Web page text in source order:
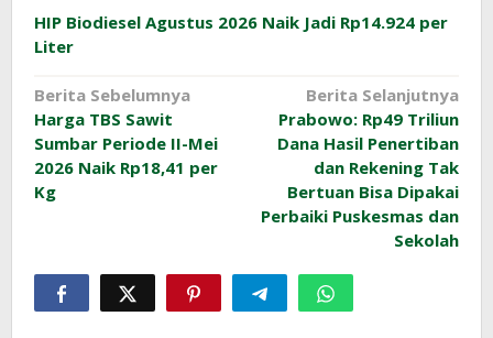
HIP Biodiesel Agustus 2026 Naik Jadi Rp14.924 per
Liter
Navigasi
pos
Berita Sebelumnya
Harga TBS Sawit
Sumbar Periode II-Mei
2026 Naik Rp18,41 per
Kg
Berita Selanjutnya
Prabowo: Rp49 Triliun
Dana Hasil Penertiban
dan Rekening Tak
Bertuan Bisa Dipakai
Perbaiki Puskesmas dan
Sekolah